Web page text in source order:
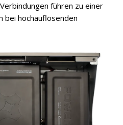
führen zu einer
bei hochauflösenden